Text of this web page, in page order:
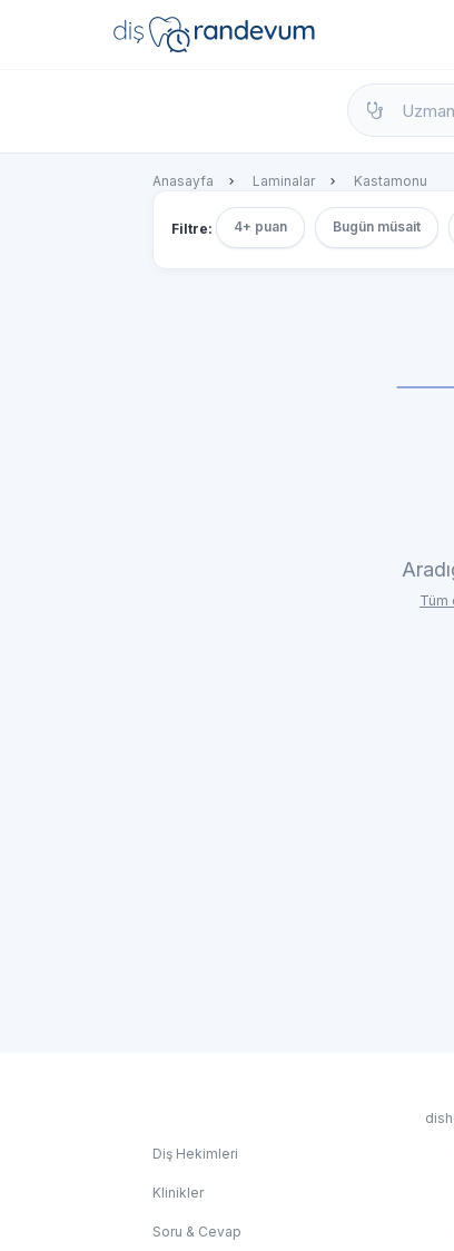
dishekimleri.net - Diş Hekimi Bul,
Anasayfa Laminalar Kastamonu
Filtre: 4+ puan Bugün müsait
Tüm
Diş Hekimleri
Klinikler
Soru & Cevap